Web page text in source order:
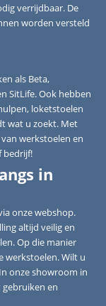
verrijdbaar. De
worden versteld
als Beta,
SitLife. Ook hebben
loketstoelen
wat u zoekt. Met
werkstoelen en
bedrijf!
in
onze webshop.
altijd veilig en
Op die manier
werkstoelen. Wilt u
onze showroom in
en